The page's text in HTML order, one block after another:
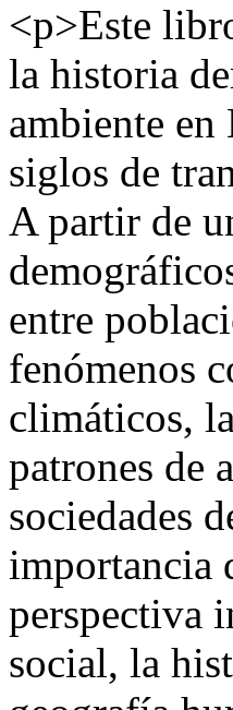
<p>Este
la historia
ambiente
siglos de
A partir de
entre
fenómenos
climáticos,
patrones de
sociedades
importancia
perspectiva
social, la